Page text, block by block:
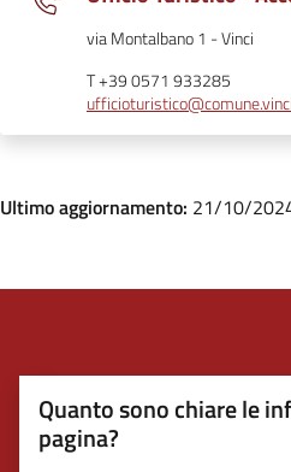
via Montalbano 1 - Vinci
T +39 0571 933285
Ultimo aggiornamento: 21/10/
Quanto sono chiare le
pagina?